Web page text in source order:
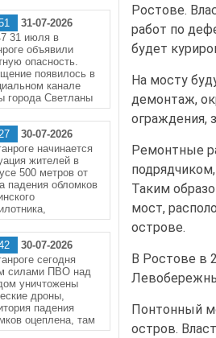
Ростове.
работ по
будет
На мосту
демонтаж,
ограждения,
Ремонтные
Таким
мост,
острове.
В Ростове в
Понтонный
остров.
31-07-2026
31 июля в
объявили
опасность.
появилось в
канале
города Светланы
30-07-2026
начинается
жителей в
500 метров от
падения обломков
30-07-2026
сегодня
силами ПВО над
уничтожены
дроны,
падения
оцеплена, там